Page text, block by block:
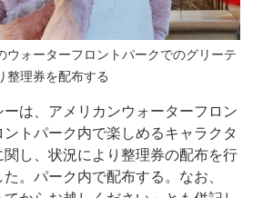
ウォーターフロントパークでのグリーテ
整理券を配布する
は、アメリカンウォーターフロン
ントパーク内で楽しめるキャラクタ
し、状況により整理券の配布を行
。パーク内で配布する。なお、